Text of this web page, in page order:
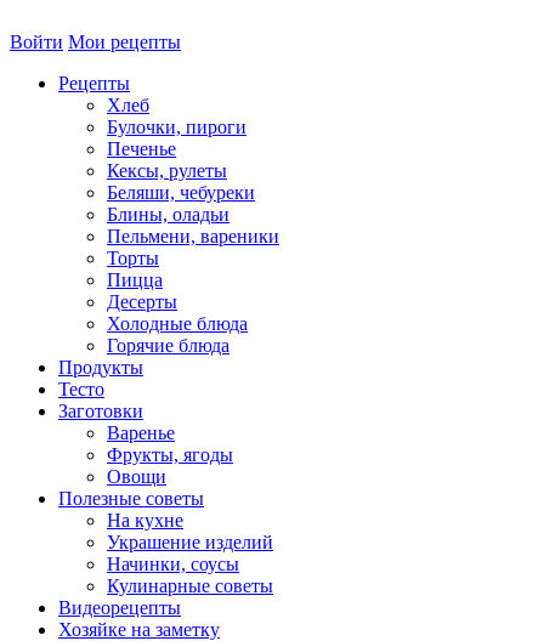
Войти Мои рецепты
Рецепты
Хлеб
Булочки, пироги
Печенье
Кексы, рулеты
Беляши, чебуреки
Блины, оладьи
Пельмени, вареники
Торты
Пицца
Десерты
Холодные блюда
Горячие блюда
Продукты
Тесто
Заготовки
Варенье
Фрукты, ягоды
Овощи
Полезные советы
На кухне
Украшение изделий
Начинки, соусы
Кулинарные советы
Видеорецепты
Хозяйке на заметку